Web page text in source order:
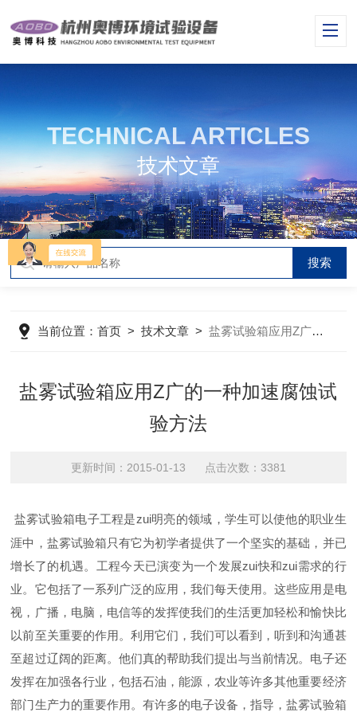
TECHNICAL ARTICLES
技术文章
当前位置：首页 >技术文章 >盐雾试验箱应用Z广的一种加速腐蚀试验方法
盐雾试验箱应用Z广的一种加速腐蚀试
验方法
更新时间：2015-01-13 点击次数：3381
盐雾试验箱电子工程是zui明亮的领域，学生可以使他的职业生
涯中，盐雾试验箱只有它为初学者提供了一个坚实的基础，并已
增长了的机遇。工程今天已演变为一个发展zui快和zui需求的行
业。它包括了一系列广泛的应用，我们每天使用。这些应用是电
视，广播，电脑，电信等的发挥使我们的生活更加轻松和愉快比
以前至关重要的作用。利用它们，我们可以看到，听到和沟通甚
至超过辽阔的距离。他们真的帮助我们提出与当前情况。电子还
发挥在加强各行业，包括石油，能源，农业等许多其他重要经济
部门生产力的重要作用。有许多的电子设备，指导，盐雾试验箱